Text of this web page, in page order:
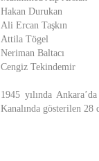
Hakan Durukan
Ali Ercan Taşkın
Attila Tögel
Neriman Baltacı
Cengiz Tekindemir
1945 yılında
Kanalında gösterilen